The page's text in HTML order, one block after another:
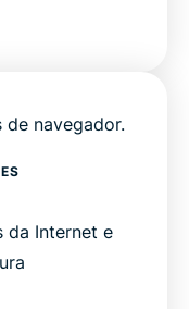
da Internet e